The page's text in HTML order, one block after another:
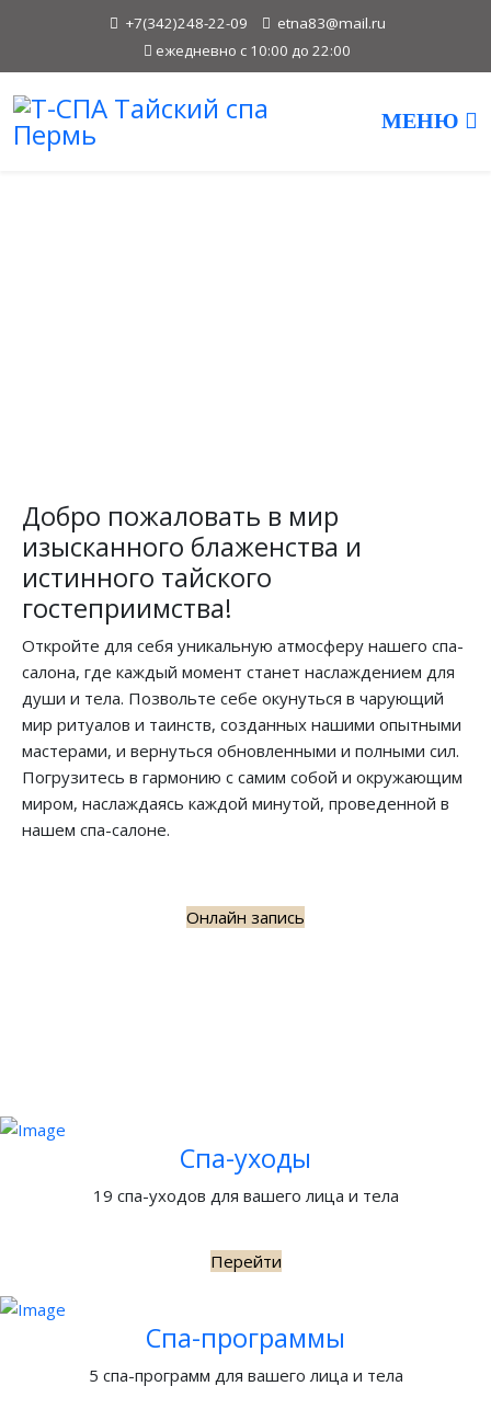
+7(342)248-22-09
etna83@mail.ru
ежедневно с 10:00 до 22:00
Добро пожаловать в мир
изысканного блаженства и
истинного тайского
гостеприимства!
Откройте для себя уникальную атмосферу нашего спа-
салона, где каждый момент станет наслаждением для
души и тела. Позвольте себе окунуться в чарующий
мир ритуалов и таинств, созданных нашими опытными
мастерами, и вернуться обновленными и полными сил.
Погрузитесь в гармонию с самим собой и окружающим
миром, наслаждаясь каждой минутой, проведенной в
нашем спа-салоне.
Онлайн запись
Спа-уходы
19 спа-уходов для вашего лица и тела
Перейти
Спа-программы
5 спа-программ для вашего лица и тела